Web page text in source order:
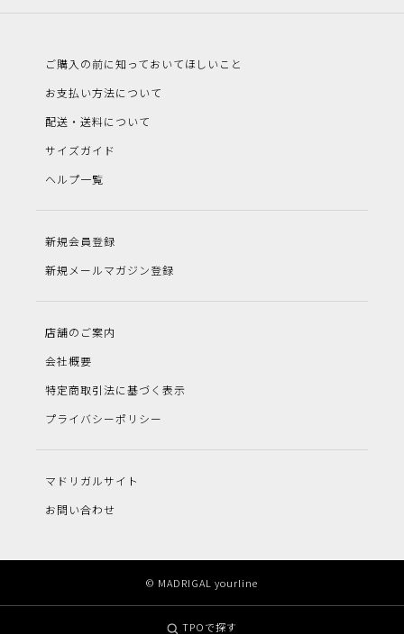
TPOで探す
ご購入の前に知っておいてほしいこと
お支払い方法について
配送・送料について
サイズガイド
ヘルプ一覧
新規会員登録
新規メールマガジン登録
店舗のご案内
会社概要
特定商取引法に基づく表示
プライバシーポリシー
マドリガルサイト
お問い合わせ
© MADRIGAL yourline